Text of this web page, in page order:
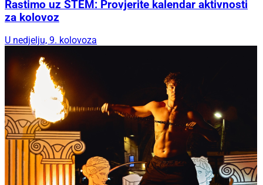
Rastimo uz STEM: Provjerite kalendar aktivnosti
za kolovoz
U nedjelju, 9. kolovoza